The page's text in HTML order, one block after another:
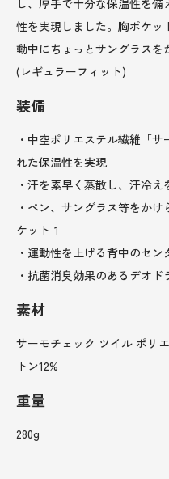
し、厚手で十分な保温性を
性を実現しました。胸ポケ
動中にちょっとサングラスを
(レギュラーフィット)
装備
・中空ポリエステル繊維「
れた保温性を実現
・汗を素早く蒸散し、汗冷え
・ペン、サングラス等をか
ケット１
・運動性を上げる背中のセン
・抗菌消臭効果のあるデオ
素材
サーモチェック ツイル ポリ
トン12%
重量
280g